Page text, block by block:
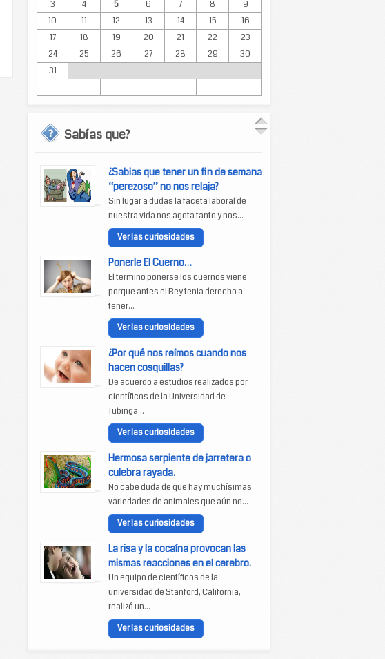
3
4 5 6 7 8
9
10
11 12 13 14 15
16
17
18 19 20 21 22
23
24
25 26 27 28 29
30
31
Sabías que?
¿Sabias que tener un fin de semana
“perezoso” no nos relaja?
Sin lugar a dudas la faceta laboral de
nuestra vida nos agota tanto y nos...
Ver las curiosidades
Ponerle El Cuerno…
El termino ponerse los cuernos viene
porque antes el Rey tenia derecho a
tener...
Ver las curiosidades
¿Por qué nos reímos cuando nos
hacen cosquillas?
De acuerdo a estudios realizados por
científicos de la Universidad de
Tubinga...
Ver las curiosidades
Hermosa serpiente de jarretera o
culebra rayada.
No cabe duda de que hay muchísimas
variedades de animales que aún no...
Ver las curiosidades
La risa y la cocaína provocan las
mismas reacciones en el cerebro.
Un equipo de científicos de la
universidad de Stanford, California,
realizó un...
Ver las curiosidades